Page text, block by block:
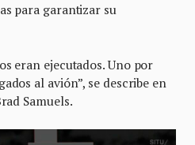
para garantizar su
eran ejecutados. Uno por
al avión”, se describe en
Samuels.